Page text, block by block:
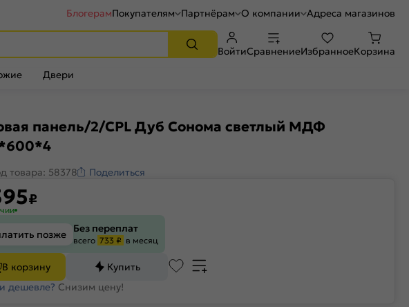
БлогерамПокупателям Партнёрам О компании Адреса магазинов
ВойтиСравнениеИзбранноеКорзина
Двери
панель/2/CPL Дуб Сонома светлый МДФ
товара: 58378 Поделиться
₽
позже Без переплат
всего 733 ₽ в месяц
В корзину
Купить
дешевле? Снизим цену!